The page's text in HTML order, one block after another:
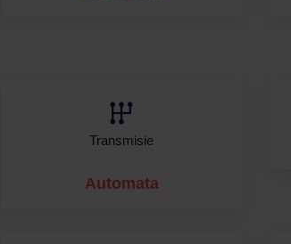
Transmisie
Automata